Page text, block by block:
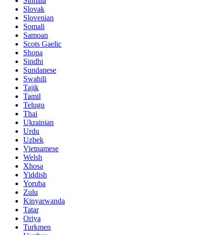
Slovak
Slovenian
Somali
Samoan
Scots Gaelic
Shona
Sindhi
Sundanese
Swahili
Tajik
Tamil
Telugu
Thai
Ukrainian
Urdu
Uzbek
Vietnamese
Welsh
Xhosa
Yiddish
Yoruba
Zulu
Kinyarwanda
Tatar
Oriya
Turkmen